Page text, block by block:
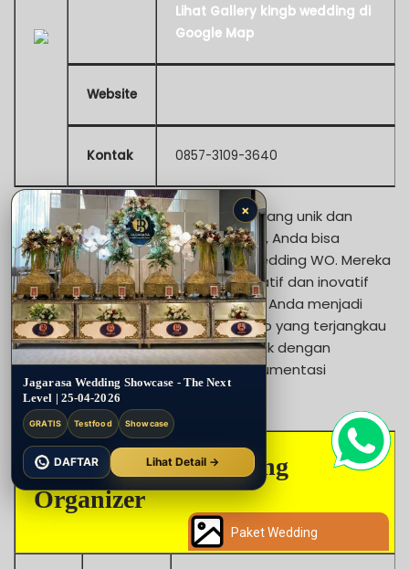
Lihat Gallery kingb wedding di
Google Map
Website
Kontak 0857-3109-3640
Jika Anda menginginkan pernikahan yang unik dan
berbeda di Banjaragung – Mojokerto , Anda bisa
mempertimbangkan Gallery kingb wedding WO. Mereka
memiliki konsep pernikahan yang kreatif dan inovatif
sehingga akan membuat pernikahan Anda menjadi
berkesan. Paket pernikahan Mojokerto yang terjangkau
yang ditawarkan juga sudah termasuk dengan
penataan catering, hiburan, dan dokumentasi
pernikahan.
Yuan Kartika Wedding
Organizer
Paket Wedding
×
Jagarasa Wedding Showcase - The Next
Level | 25-04-2026
GRATIS Testfood Showcase
DAFTAR Lihat Detail →